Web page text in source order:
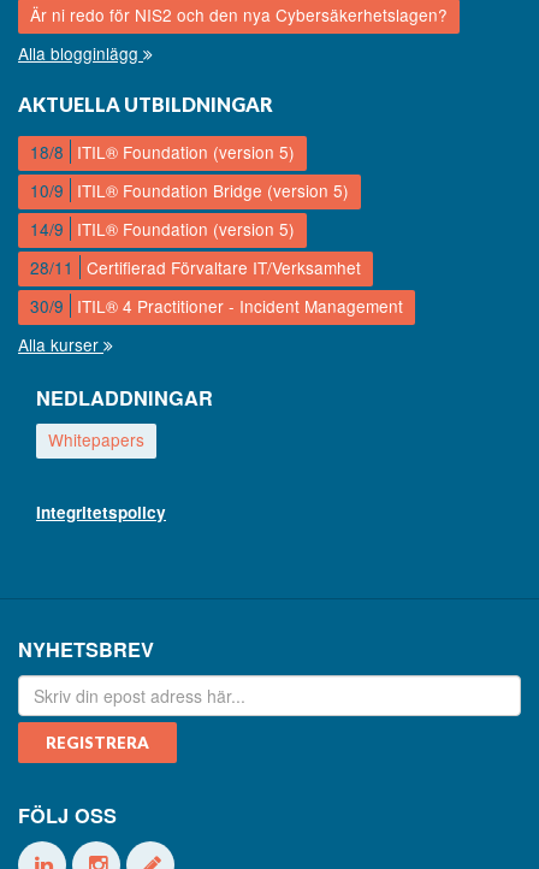
Är ni redo för NIS2 och den nya Cybersäkerhetslagen?
Alla blogginlägg
AKTUELLA UTBILDNINGAR
18/8
ITIL® Foundation (version 5)
10/9
ITIL® Foundation Bridge (version 5)
14/9
ITIL® Foundation (version 5)
28/11
Certifierad Förvaltare IT/Verksamhet
30/9
ITIL® 4 Practitioner - Incident Management
Alla kurser
NEDLADDNINGAR
Whitepapers
Integritetspolicy
NYHETSBREV
FÖLJ OSS